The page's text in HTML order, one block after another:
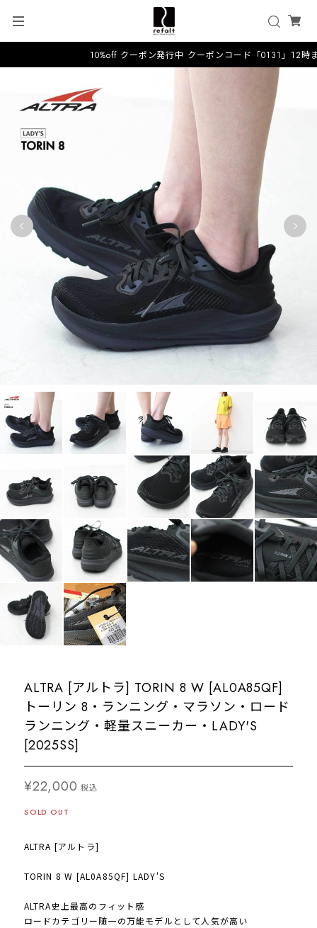
10%off クーポン発行中 クーポンコード「0131」12時
ALTRA [アルトラ] TORIN 8 W [AL0A85QF]
トーリン 8・ランニング・マラソン・ロード
ランニング・軽量スニーカー・LADY'S
[2025SS]
¥22,000 税込
SOLD OUT
ALTRA [アルトラ]
TORIN 8 W [AL0A85QF] LADY'S
ALTRA史上最高のフィット感
ロードカテゴリー随一の万能モデルとして人気が高い